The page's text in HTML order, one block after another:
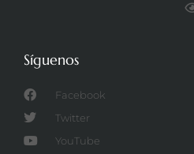
Síguenos
Facebook
Twitter
YouTube